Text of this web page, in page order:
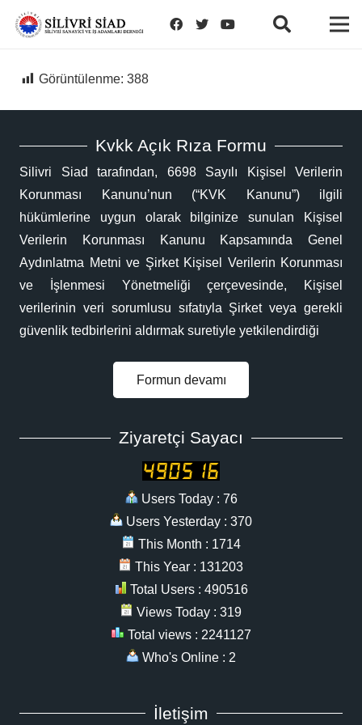
Görüntülenme: 388
Kvkk Açık Rıza Formu
Silivri Siad tarafından, 6698 Sayılı Kişisel Verilerin
Korunması Kanunu’nun (“KVK Kanunu”) ilgili
hükümlerine uygun olarak bilginize sunulan Kişisel
Verilerin Korunması Kanunu Kapsamında Genel
Aydınlatma Metni ve Şirket Kişisel Verilerin Korunması
ve İşlenmesi Yönetmeliği çerçevesinde, Kişisel
verilerinin veri sorumlusu sıfatıyla Şirket veya gerekli
güvenlik tedbirlerini aldırmak suretiyle yetkilendirdiği
Formun devamı
Ziyaretçi Sayacı
Users Today : 76
Users Yesterday : 370
This Month : 1714
This Year : 131203
Total Users : 490516
Views Today : 319
Total views : 2241127
Who's Online : 2
İletişim